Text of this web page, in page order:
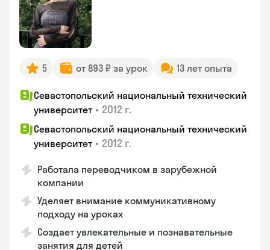
5 от 893 ₽ за урок 13 лет опыта
Севастопольский национальный технический
университет • 2012 г.
Севастопольский национальный технический
университет • 2012 г.
Работала переводчиком в зарубежной
компании
Уделяет внимание коммуникативному
подходу на уроках
Создает увлекательные и познавательные
занятия для детей